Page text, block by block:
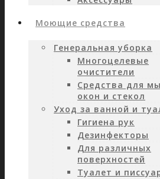
Моющие средства
Генеральная уборка
Многоцелевые
очистители
Средства для
окон и стекол
Уход за ванной и
Гигиена рук
Дезинфекторы
Для различных
поверхностей
Туалет и